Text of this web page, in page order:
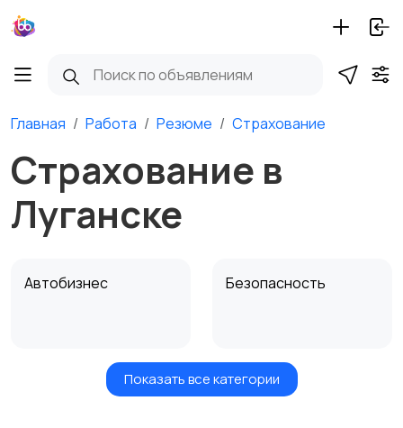
Главная Работа Резюме Страхование
Страхование в
Луганске
Автобизнес Безопасность
Бытовые услуги и
Высший менеджмент
Показать все категории